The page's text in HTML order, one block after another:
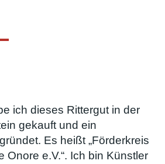
ich dieses Rittergut in der
gekauft und ein
Es heißt „Förderkreis
Onore e.V.“. Ich bin Künstler